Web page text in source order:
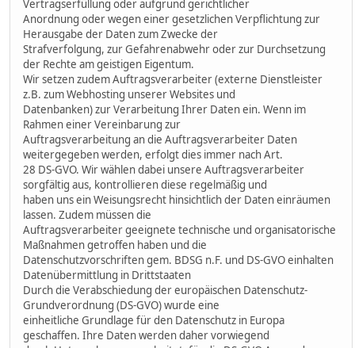
Vertragserfüllung oder aufgrund gerichtlicher
Anordnung oder wegen einer gesetzlichen Verpflichtung zur
Herausgabe der Daten zum Zwecke der
Strafverfolgung, zur Gefahrenabwehr oder zur Durchsetzung
der Rechte am geistigen Eigentum.
Wir setzen zudem Auftragsverarbeiter (externe Dienstleister
z.B. zum Webhosting unserer Websites und
Datenbanken) zur Verarbeitung Ihrer Daten ein. Wenn im
Rahmen einer Vereinbarung zur
Auftragsverarbeitung an die Auftragsverarbeiter Daten
weitergegeben werden, erfolgt dies immer nach Art.
28 DS-GVO. Wir wählen dabei unsere Auftragsverarbeiter
sorgfältig aus, kontrollieren diese regelmäßig und
haben uns ein Weisungsrecht hinsichtlich der Daten einräumen
lassen. Zudem müssen die
Auftragsverarbeiter geeignete technische und organisatorische
Maßnahmen getroffen haben und die
Datenschutzvorschriften gem. BDSG n.F. und DS-GVO einhalten
Datenübermittlung in Drittstaaten
Durch die Verabschiedung der europäischen Datenschutz-
Grundverordnung (DS-GVO) wurde eine
einheitliche Grundlage für den Datenschutz in Europa
geschaffen. Ihre Daten werden daher vorwiegend